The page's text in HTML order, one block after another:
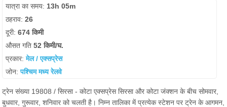
यात्रा का समय: 13h 05m
ठहराव:26
दूरी:674 किमी
औसत गति52 किमी/घ.
प्रकार:मेल / एक्सप्रेस
जोन:पश्चिम मध्य रेलवे
ट्रेन संख्या 19808 / सिरसा - कोटा एक्सप्रेस सिरसा और कोटा जंक्शन के बीच सोमवार,
बुधवार, गुरूवार, शनिवार को चलती है। निम्न तालिका में प्रत्येक स्टेशन पर ट्रेन के आगमन,